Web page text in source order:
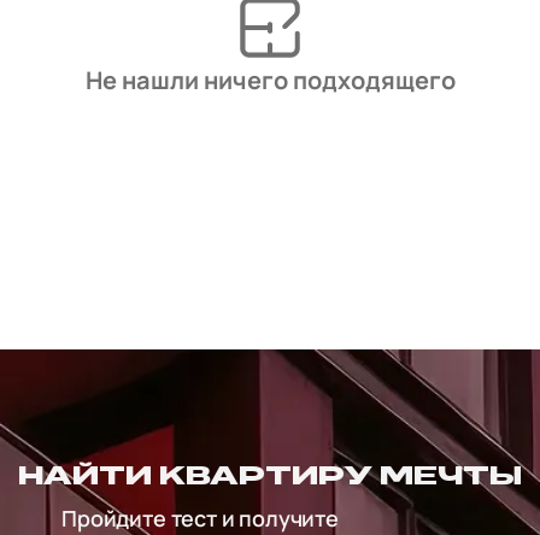
Не нашли ничего подходящего
НАЙТИ КВАРТИРУ МЕЧТЫ
Пройдите тест и получите